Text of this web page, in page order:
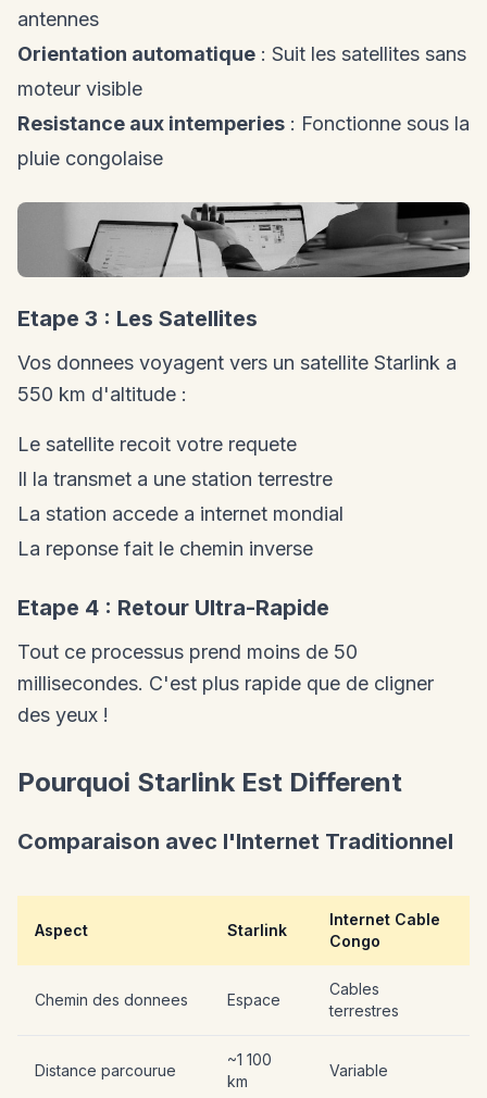
antennes
Orientation automatique : Suit les satellites sans
moteur visible
Resistance aux intemperies : Fonctionne sous la
pluie congolaise
Etape 3 : Les Satellites
Vos donnees voyagent vers un satellite Starlink a
550 km d'altitude :
Le satellite recoit votre requete
Il la transmet a une station terrestre
La station accede a internet mondial
La reponse fait le chemin inverse
Etape 4 : Retour Ultra-Rapide
Tout ce processus prend moins de 50
millisecondes. C'est plus rapide que de cligner
des yeux !
Pourquoi Starlink Est Different
Comparaison avec l'Internet Traditionnel
Aspect Starlink
Internet Cable
Congo
Chemin des donnees Espace
Cables
terrestres
Distance parcourue
~1 100
km
Variable